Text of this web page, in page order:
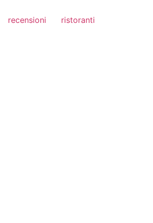
recensioni ristoranti